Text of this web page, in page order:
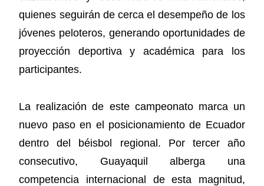
quienes seguirán de cerca el desempeño de los
jóvenes peloteros, generando oportunidades de
proyección deportiva y académica para los
participantes.
La realización de este campeonato marca un
nuevo paso en el posicionamiento de Ecuador
dentro del béisbol regional. Por tercer año
consecutivo, Guayaquil alberga una
competencia internacional de esta magnitud,